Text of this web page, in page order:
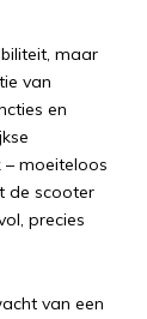
maar
van
en
– moeiteloos
de scooter
precies
van een